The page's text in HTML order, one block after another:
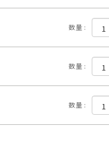
数量 :
数量 :
数量 :